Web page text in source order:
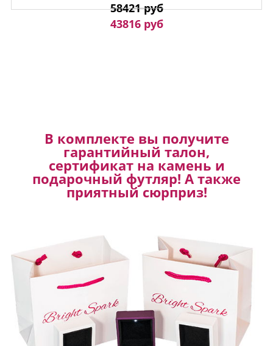
58421 руб
43816 руб
В комплекте вы получите
гарантийный талон,
сертификат на камень и
подарочный футляр! А также
приятный сюрприз!